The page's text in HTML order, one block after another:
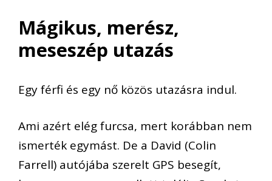
Mágikus, merész,
meseszép utazás
Egy férfi és egy nő közös utazásra indul.
Ami azért elég furcsa, mert korábban nem
ismerték egymást. De a David (Colin
Farrell) autójába szerelt GPS besegít,